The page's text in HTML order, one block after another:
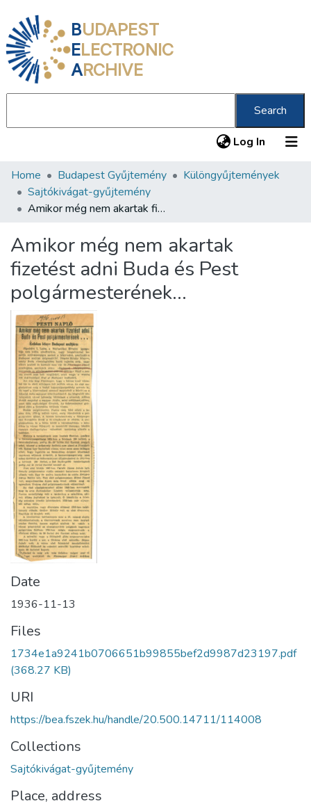
BUDAPEST
ELECTRONIC
ARCHIVE
Search
Log In (current)
Communities & Collections
All of DSpace
About us
Home Budapest Gyűjtemény
Különgyűjtemények
Sajtókivágat-gyűjtemény
Amikor még nem akartak fizetést adni Buda és Pest polgármesterének...
Amikor még nem akartak
fizetést adni Buda és Pest
polgármesterének...
Date
1936-11-13
Files
1734e1a9241b0706651b99855bef2d9987d23197.pdf
(368.27 KB)
URI
https://bea.fszek.hu/handle/20.500.14711/114008
Collections
Sajtókivágat-gyűjtemény
Place, address